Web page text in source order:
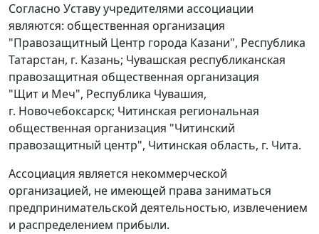
Согласно Уставу учредителями ассоциации
являются: общественная организация
"Правозащитный Центр города Казани", Республика
Татарстан, г. Казань; Чувашская республиканская
правозащитная общественная организация
"Щит и Меч", Республика Чувашия,
г. Новочебоксарск; Читинская региональная
общественная организация "Читинский
правозащитный центр", Читинская область, г. Чита.
Ассоциация является некоммерческой
организацией, не имеющей права заниматься
предпринимательской деятельностью, извлечением
и распределением прибыли.